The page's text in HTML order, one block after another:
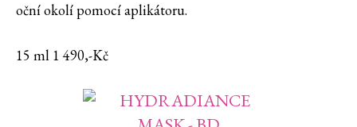
oční okolí pomocí aplikátoru.
15 ml 1 490,-Kč